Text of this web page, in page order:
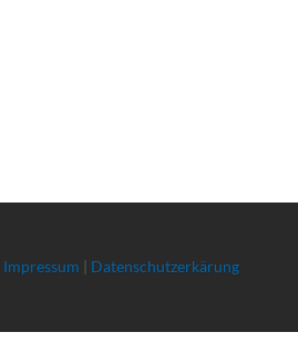
Impressum | Datenschutzerkärung